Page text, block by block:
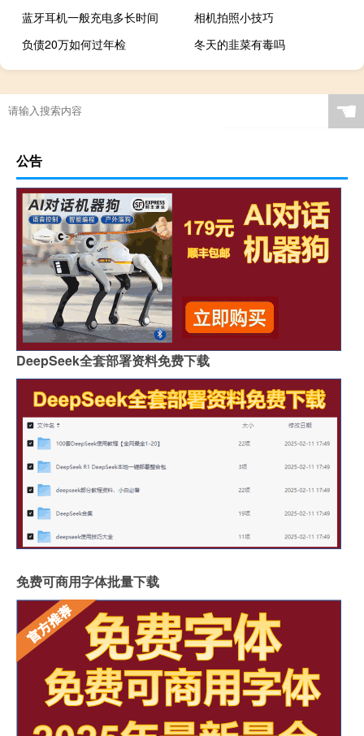
蓝牙耳机一般充电多长时间
相机拍照小技巧
负债20万如何过年检
冬天的韭菜有毒吗
☚
公告
DeepSeek全套部署资料免费下载
免费可商用字体批量下载